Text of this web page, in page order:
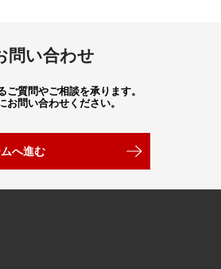
問い合わせ
ご質問やご相談を承ります。
お問い合わせください。
へ進む